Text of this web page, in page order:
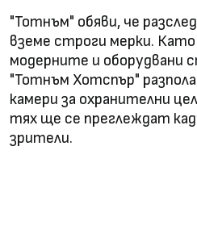
"Тотнъм" обяви, че
вземе строги мерки.
модерните и оборудвани
"Тотнъм Хотспър"
камери за охранителни
тях ще се преглеждат
зрители.